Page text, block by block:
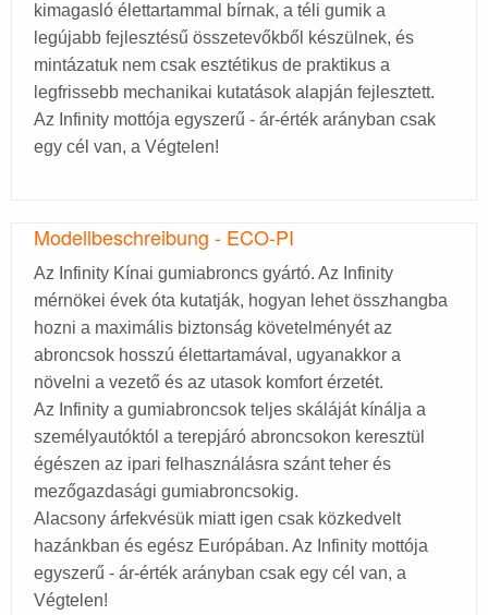
kimagasló élettartammal bírnak, a téli gumik a
legújabb fejlesztésű összetevőkből készülnek, és
mintázatuk nem csak esztétikus de praktikus a
legfrissebb mechanikai kutatások alapján fejlesztett.
Az Infinity mottója egyszerű - ár-érték arányban csak
egy cél van, a Végtelen!
Modellbeschreibung - ECO-PI
Az Infinity Kínai gumiabroncs gyártó. Az Infinity
mérnökei évek óta kutatják, hogyan lehet összhangba
hozni a maximális biztonság követelményét az
abroncsok hosszú élettartamával, ugyanakkor a
növelni a vezető és az utasok komfort érzetét.
Az Infinity a gumiabroncsok teljes skáláját kínálja a
személyautóktól a terepjáró abroncsokon keresztül
égészen az ipari felhasználásra szánt teher és
mezőgazdasági gumiabroncsokig.
Alacsony árfekvésük miatt igen csak közkedvelt
hazánkban és egész Európában. Az Infinity mottója
egyszerű - ár-érték arányban csak egy cél van, a
Végtelen!